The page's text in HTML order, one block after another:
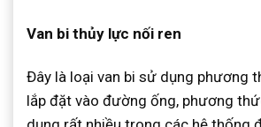
Van bi thủy lực nối ren
Đây là loại van bi sử dụng phương
lắp đặt vào đường ống, phương